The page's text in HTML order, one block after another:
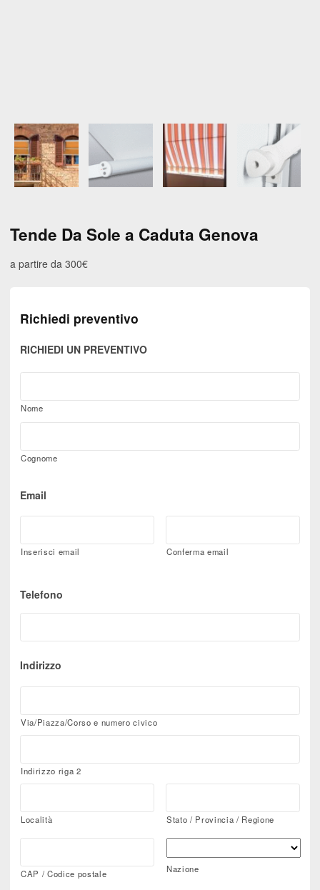
Tende Da Sole a Caduta Genova
a partire da 300€
Richiedi preventivo
RICHIEDI UN PREVENTIVO
Nome
Cognome
Email
Inserisci email Conferma email
Telefono
Indirizzo
Via/Piazza/Corso e numero civico
Indirizzo riga 2
Località Stato / Provincia / Regione
CAP / Codice postale Nazione